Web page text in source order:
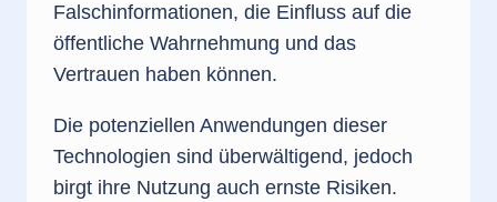
Falschinformationen, die Einfluss auf die
öffentliche Wahrnehmung und das
Vertrauen haben können.
Die potenziellen Anwendungen dieser
Technologien sind überwältigend, jedoch
birgt ihre Nutzung auch ernste Risiken.